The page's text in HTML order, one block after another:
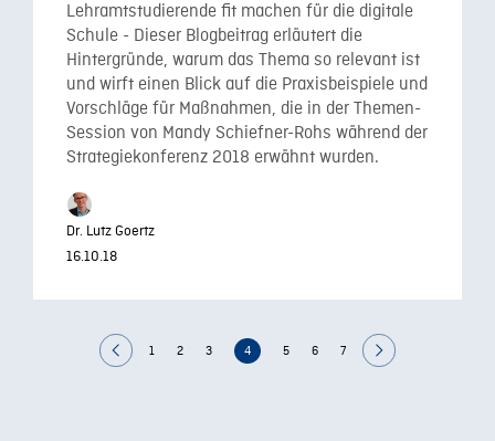
Lehramtstudierende fit machen für die digitale
Schule - Dieser Blogbeitrag erläutert die
Hintergründe, warum das Thema so relevant ist
und wirft einen Blick auf die Praxisbeispiele und
Vorschläge für Maßnahmen, die in der Themen-
Session von Mandy Schiefner-Rohs während der
Strategiekonferenz 2018 erwähnt wurden.
Dr. Lutz Goertz
16.10.18
1 2 3 4 5 6 7